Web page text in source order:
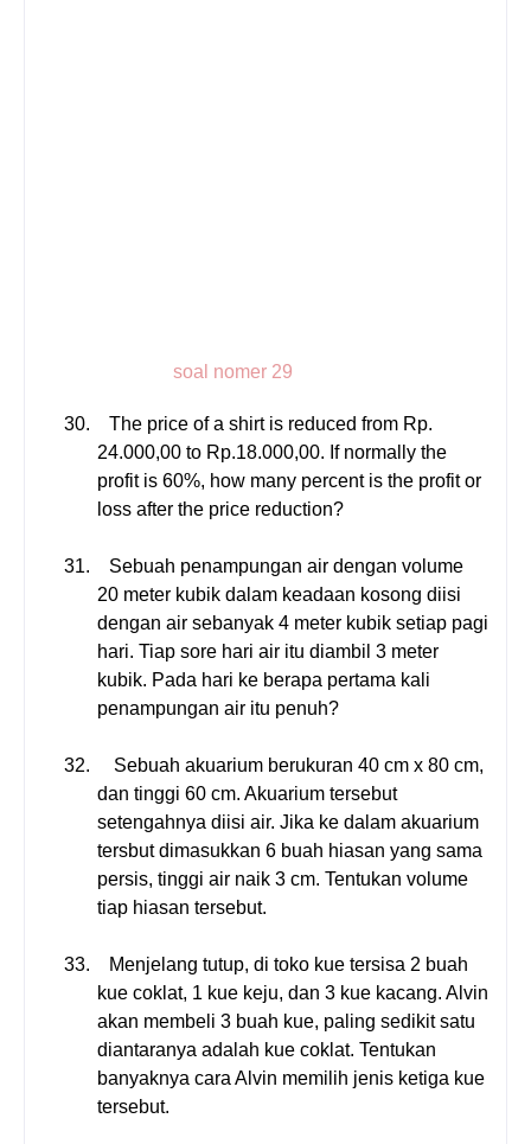
soal nomer 29
30.
The price of a shirt is reduced from Rp.
24.000,00 to Rp.18.000,00. If normally the
profit is 60%, how many percent is the profit or
loss after the price reduction?
31.
Sebuah penampungan air dengan volume
20 meter kubik dalam keadaan kosong diisi
dengan air sebanyak 4 meter kubik setiap pagi
hari. Tiap sore hari air itu diambil 3 meter
kubik. Pada hari ke berapa pertama kali
penampungan air itu penuh?
32.
Sebuah akuarium berukuran 40 cm x 80 cm,
dan tinggi 60 cm. Akuarium tersebut
setengahnya diisi air. Jika ke dalam akuarium
tersbut dimasukkan 6 buah hiasan yang sama
persis, tinggi air naik 3 cm. Tentukan volume
tiap hiasan tersebut.
33.
Menjelang tutup, di toko kue tersisa 2 buah
kue coklat, 1 kue keju, dan 3 kue kacang. Alvin
akan membeli 3 buah kue, paling sedikit satu
diantaranya adalah kue coklat. Tentukan
banyaknya cara Alvin memilih jenis ketiga kue
tersebut.